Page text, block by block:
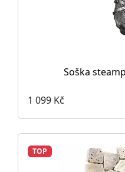
Soška
1 099 Kč
TOP